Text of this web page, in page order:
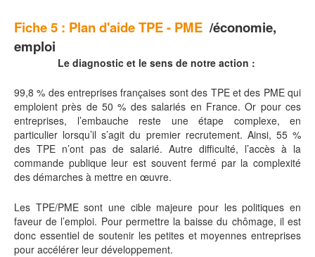
Fiche 5 : Plan d'aide TPE - PME /économie,
emploi
Le diagnostic et le sens de notre action :
99,8 % des entreprises françaises sont des TPE et des PME qui
emploient près de 50 % des salariés en France. Or pour ces
entreprises, l’embauche reste une étape complexe, en
particulier lorsqu’il s’agit du premier recrutement. Ainsi, 55 %
des TPE n’ont pas de salarié. Autre difficulté, l’accès à la
commande publique leur est souvent fermé par la complexité
des démarches à mettre en œuvre.
Les TPE/PME sont une cible majeure pour les politiques en
faveur de l’emploi. Pour permettre la baisse du chômage, il est
donc essentiel de soutenir les petites et moyennes entreprises
pour accélérer leur développement.